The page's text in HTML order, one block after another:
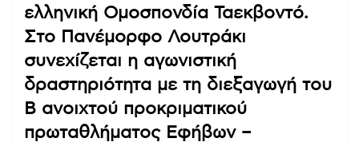
ελληνική Ομοσπονδία Ταεκβοντό.
Στο Πανέμορφο Λουτράκι
συνεχίζεται η αγωνιστική
δραστηριότητα με τη διεξαγωγή του
Β ανοιχτού προκριματικού
πρωταθλήματος Εφήβων –